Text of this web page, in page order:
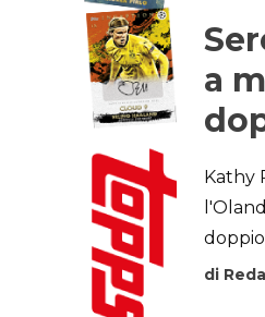
a
Kathy
di